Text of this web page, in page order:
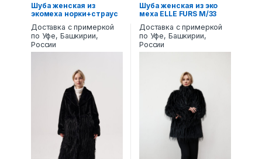
Шуба женская из
экомеха норки+страус
Доставка с примеркой
по Уфе, Башкирии,
России
Шуба женская из эко
меха ELLE FURS М/33
Доставка с примеркой
по Уфе, Башкирии,
России